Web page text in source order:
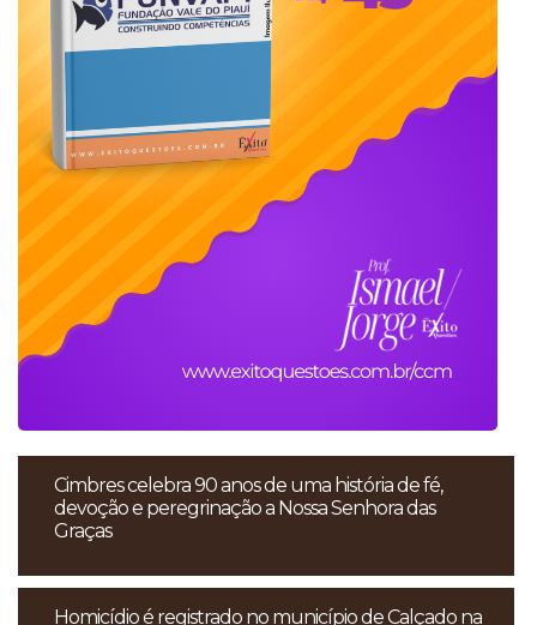
Cimbres celebra 90 anos de uma história de fé,
devoção e peregrinação a Nossa Senhora das
Graças
Homicídio é registrado no município de Calçado na